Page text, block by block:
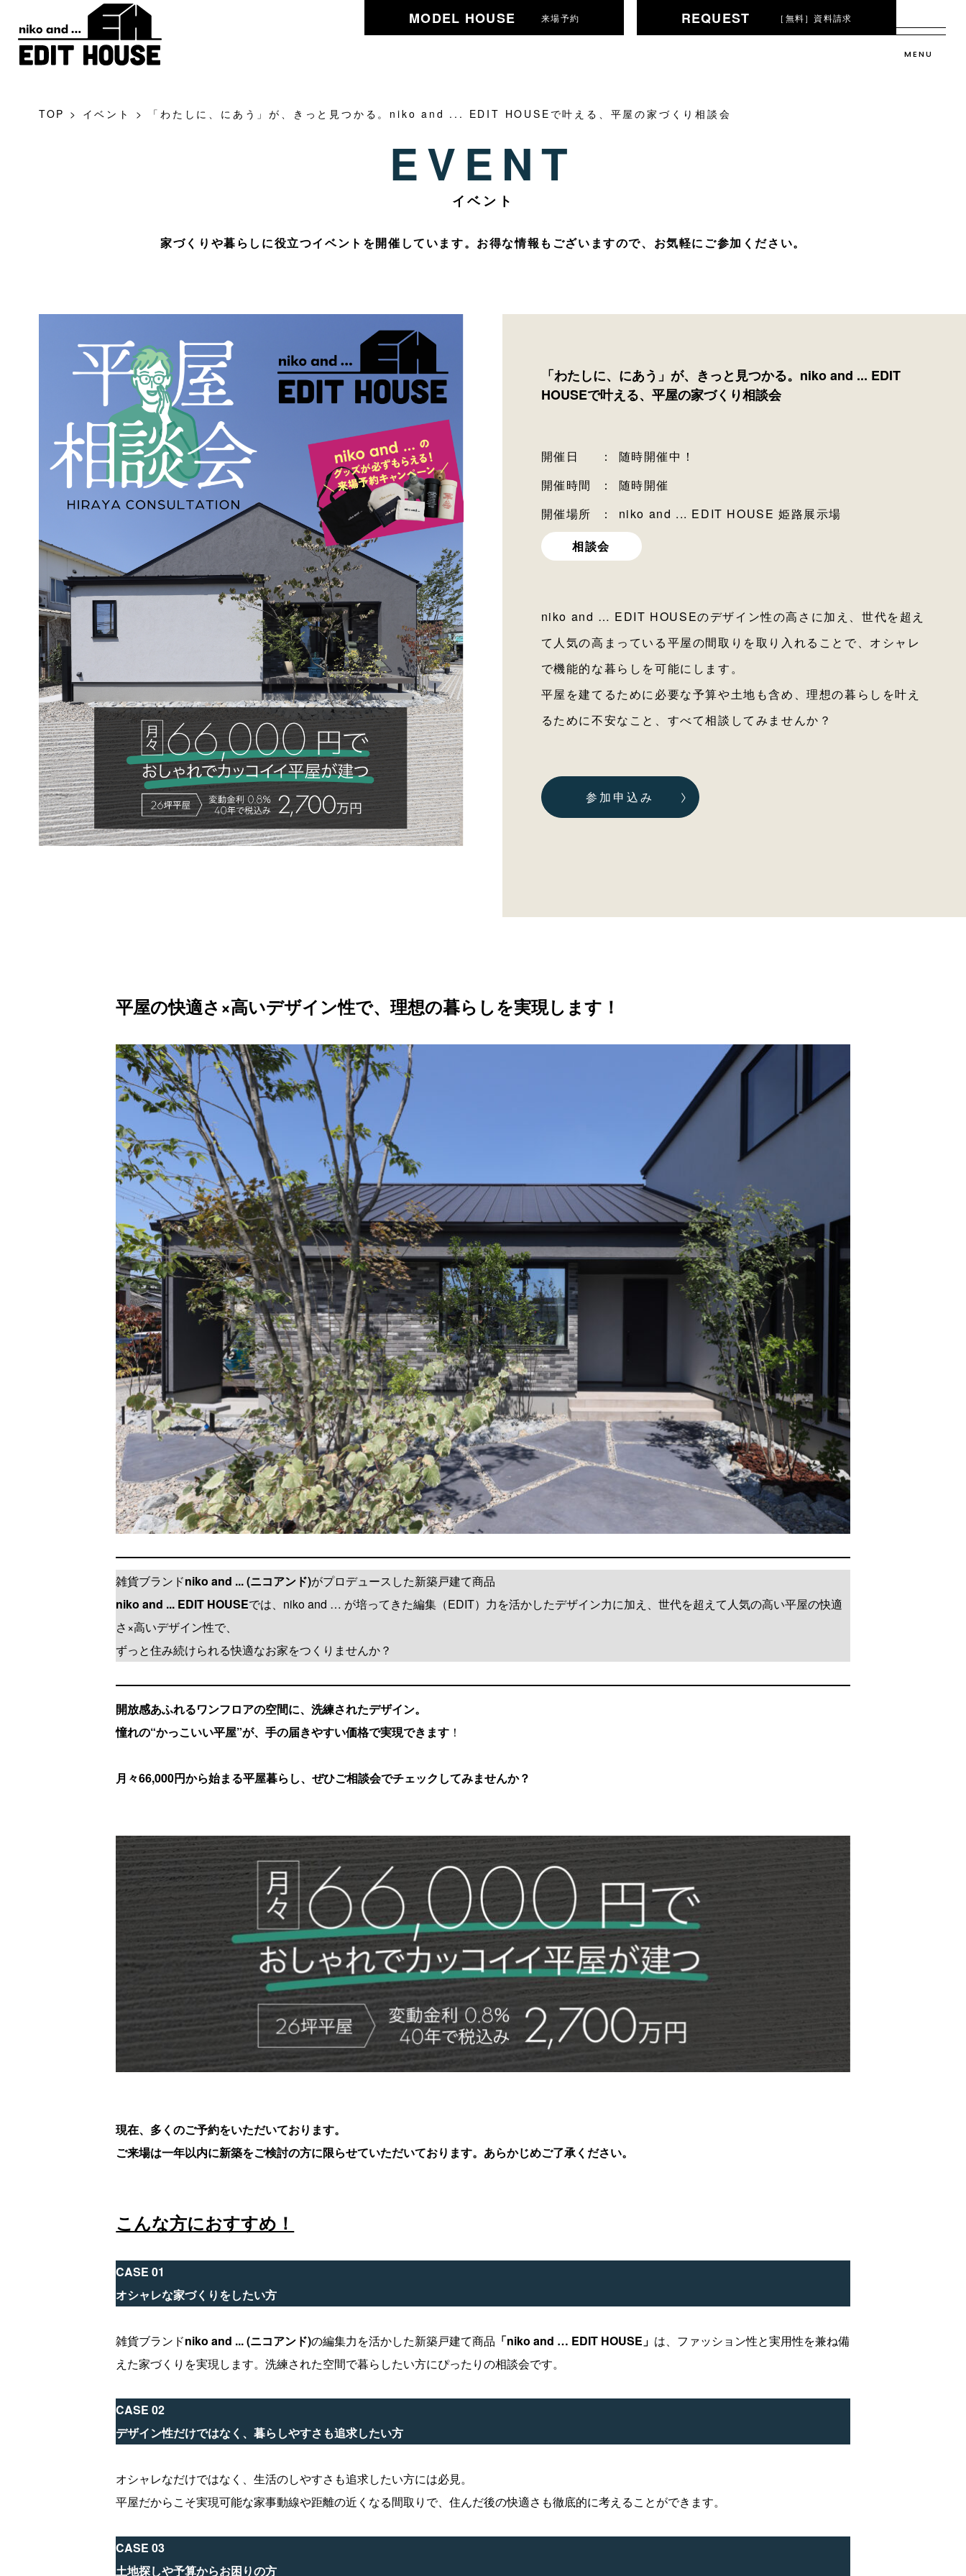
MODEL HOUSE 来場予約 REQUEST ［無料］資料請求
TOP > イベント > 「わたしに、にあう」が、きっと見つかる。niko and ... EDIT HOUSEで叶える、平屋の家づくり相談会
EVENT
イベント
家づくりや暮らしに役立つイベントを開催しています。お得な情報もございますので、お気軽にご参加ください。
「わたしに、にあう」が、きっと見つかる。niko and ... EDIT
HOUSEで叶える、平屋の家づくり相談会
開催日 ：
随時開催中！
開催時間
：
随時開催
開催場所
：
niko and ... EDIT HOUSE 姫路展示場
相談会
niko and … EDIT HOUSEのデザイン性の高さに加え、世代を超え
て人気の高まっている平屋の間取りを取り入れることで、オシャレ
で機能的な暮らしを可能にします。
平屋を建てるために必要な予算や土地も含め、理想の暮らしを叶え
るために不安なこと、すべて相談してみませんか？
参加申込み
平屋の快適さ×高いデザイン性で、理想の暮らしを実現します！
雑貨ブランドniko and ... (ニコアンド)がプロデュースした新築戸建て商品
niko and ... EDIT HOUSEでは、niko and … が培ってきた編集（EDIT）力を活かしたデザイン力に加え、世代を超えて人気の高い平屋の快適
さ×高いデザイン性で、
ずっと住み続けられる快適なお家をつくりませんか？
開放感あふれるワンフロアの空間に、洗練されたデザイン。
憧れの“かっこいい平屋”が、手の届きやすい価格で実現できます ！
月々66,000円から始まる平屋暮らし、ぜひご相談会でチェックしてみませんか？
現在、多くのご予約をいただいております。
ご来場は一年以内に新築をご検討の方に限らせていただいております。 あらかじめご了承ください。
こんな方におすすめ！
CASE 01
オシャレな家づくりをしたい方
雑貨ブランドniko and ... (ニコアンド)の編集力を活かした新築戸建て商品 「niko and … EDIT HOUSE」 は、ファッション性と実用性を兼ね備
えた家づくりを実現します。洗練された空間で暮らしたい方にぴったりの相談会です。
CASE 02
デザイン性だけではなく、暮らしやすさも追求したい方
オシャレなだけではなく、生活のしやすさも追求したい方には必見。
平屋だからこそ実現可能な家事動線や距離の近くなる間取りで、住んだ後の快適さも徹底的に考えることができます。
CASE 03
土地探しや予算からお困りの方